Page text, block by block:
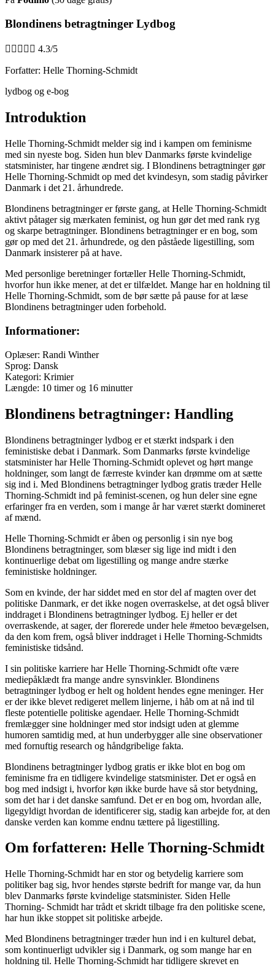
Blondinens betragtninger Lydbog
     4.3/5
Forfatter: Helle Thorning-Schmidt
lydbog og e-bog
Introduktion
Helle Thorning-Schmidt melder sig ind i kampen om feminisme
med sin nyeste bog. Siden hun blev Danmarks første kvindelige
statsminister, har tingene ændret sig. I Blondinens betragtninger gør
Helle Thorning-Schmidt op med det kvindesyn, som stadig påvirker
Danmark i det 21. århundrede.
Blondinens betragtninger er første gang, at Helle Thorning-Schmidt
aktivt påtager sig mærkaten feminist, og hun gør det med rank ryg
og skarpe betragtninger. Blondinens betragtninger er en bog, som
gør op med det 21. århundrede, og den påståede ligestilling, som
Danmark insisterer på at have.
Med personlige beretninger fortæller Helle Thorning-Schmidt,
hvorfor hun ikke mener, at det er tilfældet. Mange har en holdning til
Helle Thorning-Schmidt, som de bør sætte på pause for at læse
Blondinens betragtninger uden forbehold.
Informationer:
Oplæser: Randi Winther
Sprog: Dansk
Kategori: Krimier
Længde: 10 timer og 16 minutter
Blondinens betragtninger: Handling
Blondinens betragtninger lydbog er et stærkt indspark i den
feministiske debat i Danmark. Som Danmarks første kvindelige
statsminister har Helle Thorning-Schmidt oplevet og hørt mange
holdninger, som langt de færreste kvinder kan drømme om at sætte
sig ind i. Med Blondinens betragtninger lydbog gratis træder Helle
Thorning-Schmidt ind på feminist-scenen, og hun deler sine egne
erfaringer fra en verden, som i mange år har været stærkt domineret
af mænd.
Helle Thorning-Schmidt er åben og personlig i sin nye bog
Blondinens betragtninger, som blæser sig lige ind midt i den
kontinuerlige debat om ligestilling og mange andre stærke
feministiske holdninger.
Som en kvinde, der har siddet med en stor del af magten over det
politiske Danmark, er det ikke nogen overraskelse, at det også bliver
inddraget i Blondinens betragtninger lydbog. Ej heller er det
overraskende, at sager, der florerede under hele #metoo bevægelsen,
da den kom frem, også bliver inddraget i Helle Thorning-Schmidts
feministiske tidsånd.
I sin politiske karriere har Helle Thorning-Schmidt ofte være
mediepåklædt fra mange andre synsvinkler. Blondinens
betragtninger lydbog er helt og holdent hendes egne meninger. Her
er der ikke blevet redigeret mellem linjerne, i håb om at nå ind til
fleste potentielle politiske agendaer. Helle Thorning-Schmidt
fremlægger sine holdninger med stor indsigt uden at glemme
humoren samtidig med, at hun underbygger alle sine observationer
med fornuftig research og håndgribelige fakta.
Blondinens betragtninger lydbog gratis er ikke blot en bog om
feminisme fra en tidligere kvindelige statsminister. Det er også en
bog med indsigt i, hvorfor køn ikke burde have så stor betydning,
som det har i det danske samfund. Det er en bog om, hvordan alle,
ligegyldigt hvordan de identificerer sig, stadig kan arbejde for, at den
danske verden kan komme endnu tættere på ligestilling.
Om forfatteren: Helle Thorning-Schmidt
Helle Thorning-Schmidt har en stor og betydelig karriere som
politiker bag sig, hvor hendes største bedrift for mange var, da hun
blev Danmarks første kvindelige statsminister. Siden Helle
Thorning- Schmidt har trådt et skridt tilbage fra den politiske scene,
har hun ikke stoppet sit politiske arbejde.
Med Blondinens betragtninger træder hun ind i en kulturel debat,
som kontinuerligt udvikler sig i Danmark, og som mange har en
holdning til. Helle Thorning-Schmidt har tidligere skrevet en